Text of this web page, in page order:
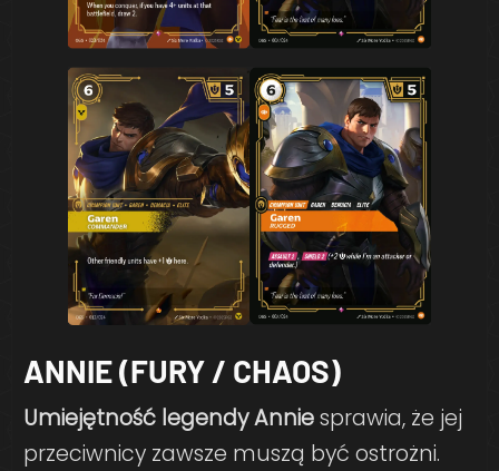
ANNIE (FURY / CHAOS)
Umiejętność legendy Anniesprawia, że jej
przeciwnicy zawsze muszą być ostrożni.